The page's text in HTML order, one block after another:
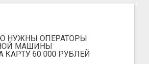
НУЖНЫ ОПЕРАТОРЫ
МАШИНЫ
КАРТУ 60 000 РУБЛЕЙ